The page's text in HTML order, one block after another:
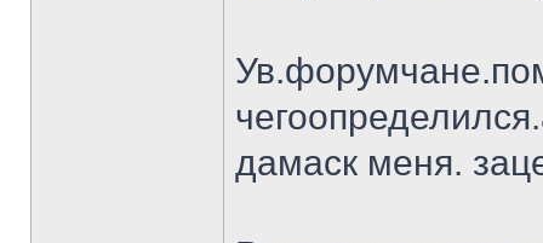
дамаск меня.